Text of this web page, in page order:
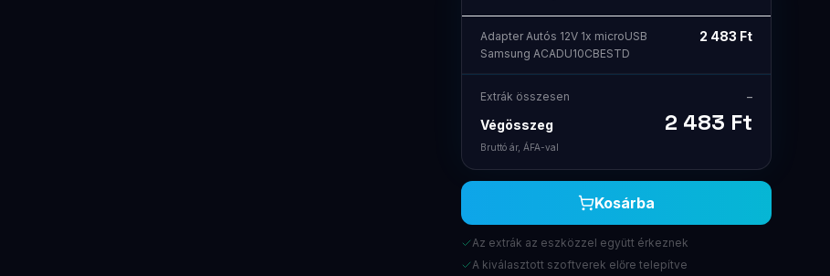
Adapter Autós 12V 1x microUSB
Samsung ACADU10CBESTD
2 483 Ft
Extrák összesen –
Végösszeg 2 483 Ft
Bruttó ár, ÁFA-val
Kosárba
Az extrák az eszközzel együtt érkeznek
A kiválasztott szoftverek előre telepítve